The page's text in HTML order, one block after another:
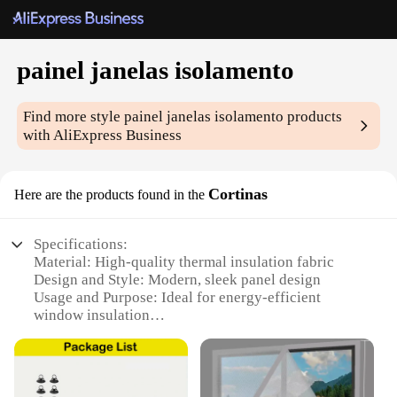
painel janelas isolamento
Find more stylepainel janelas isolamento products
with AliExpress Business
Here are the products found in the Cortinas
Specifications:
Material: High-quality thermal insulation fabric
Design and Style: Modern, sleek panel design
Usage and Purpose: Ideal for energy-efficient
window insulation
insulation, reduces heat transfer
Shape or Size: Available in a variety of sizes to fit
any window